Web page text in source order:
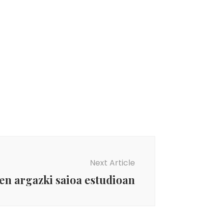
Next Article
argazki saioa estudioan